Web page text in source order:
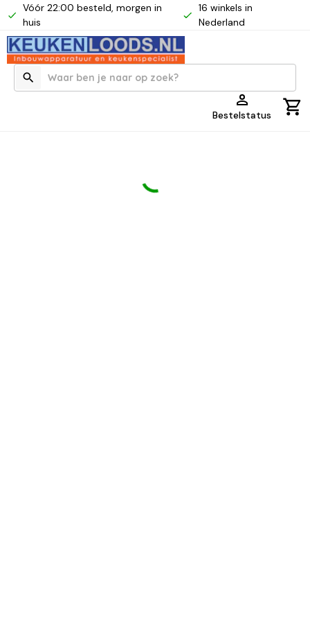
Vóór 22:00 besteld, morgen in
huis
16 winkels in
Nederland
Bestelstatus